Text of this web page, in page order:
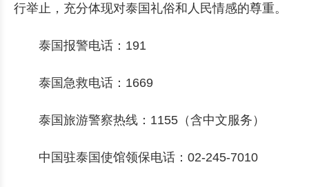
行举止，充分体现对泰国礼俗和人民情感的尊重。
泰国报警电话：191
泰国急救电话：1669
泰国旅游警察热线：1155（含中文服务）
中国驻泰国使馆领保电话：02-245-7010